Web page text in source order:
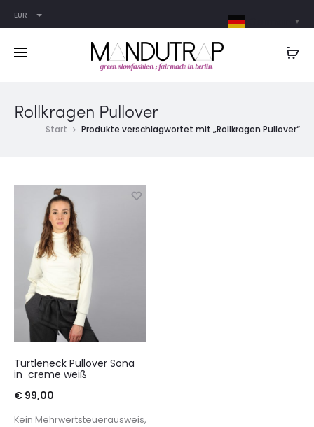
EUR
Rollkragen Pullover
Start Produkte verschlagwortet mit „Rollkragen Pullover“
Turtleneck Pullover Sona
in creme weiß
€ 99,00
Kein Mehrwertsteuerausweis,
▼